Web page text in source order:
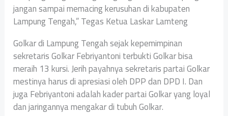
jangan sampai memacing kerusuhan di kabupaten
Lampung Tengah,” Tegas Ketua Laskar Lamteng
Golkar di Lampung Tengah sejak kepemimpinan
sekretaris Golkar Febriyantoni terbukti Golkar bisa
meraih 13 kursi. Jerih payahnya sekretaris partai Golkar
mestinya harus di apresiasi oleh DPP dan DPD I. Dan
juga Febriyantoni adalah kader partai Golkar yang loyal
dan jaringannya mengakar di tubuh Golkar.